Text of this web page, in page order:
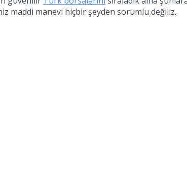
maddi manevi hiçbir şeyden sorumlu değiliz.